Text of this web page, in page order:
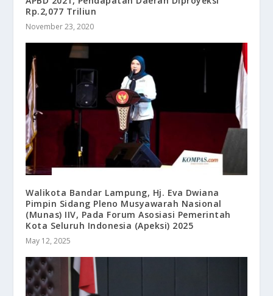
Rp.2,077 Triliun
November 23, 2020
Walikota Bandar Lampung, Hj. Eva Dwiana
Pimpin Sidang Pleno Musyawarah Nasional
(Munas) IIV, Pada Forum Asosiasi Pemerintah
Kota Seluruh Indonesia (Apeksi) 2025
May 12, 2025